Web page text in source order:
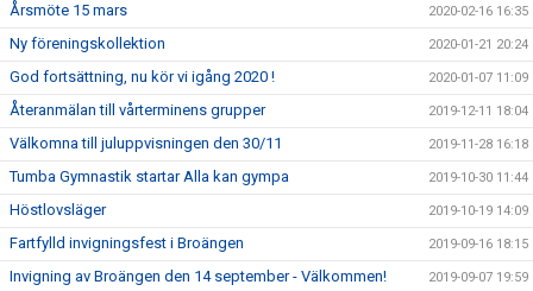
Årsmöte 15 mars 2020-02-16 16:35
Ny föreningskollektion 2020-01-21 20:24
God fortsättning, nu kör vi igång 2020 ! 2020-01-07 11:09
Återanmälan till vårterminens grupper 2019-12-11 18:04
Välkomna till juluppvisningen den 30/11 2019-11-28 16:18
Tumba Gymnastik startar Alla kan gympa 2019-10-30 11:44
Höstlovsläger 2019-10-19 14:09
Fartfylld invigningsfest i Broängen 2019-09-16 18:15
Invigning av Broängen den 14 september - Välkommen! 2019-09-07 19:59